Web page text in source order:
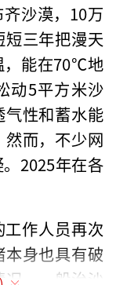
沙漠，10万
三年把漫天
，能在70℃地
动5平方米沙
性和蓄水能
而，不少网
2025年在各
作人员再次
身也具有破
。一般治沙